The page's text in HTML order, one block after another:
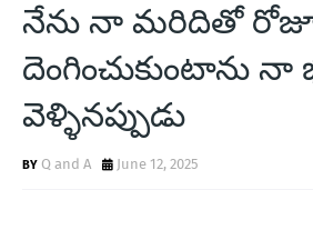
నేను నా మరిదితో
దెంగించుకుంటాను నా
వెళ్ళినప్పుడు
Q and A June 12, 2025